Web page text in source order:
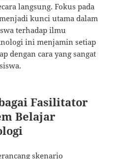
langsung. Fokus pada
kunci utama dalam
terhadap ilmu
ini menjamin setiap
dengan cara yang sangat
Fasilitator
Belajar
skenario